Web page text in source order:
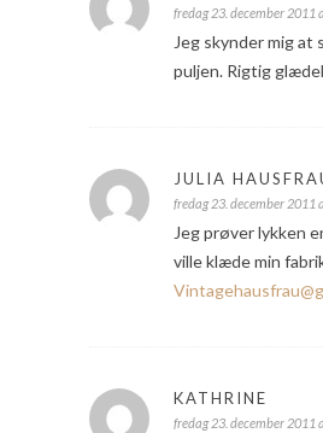
fredag 23. december 2011
Jeg skynder mig at
puljen. Rigtig
JULIA
fredag 23. december 2011
Jeg prøver lykken
ville klæde min
KATHRINE
fredag 23. december 2011